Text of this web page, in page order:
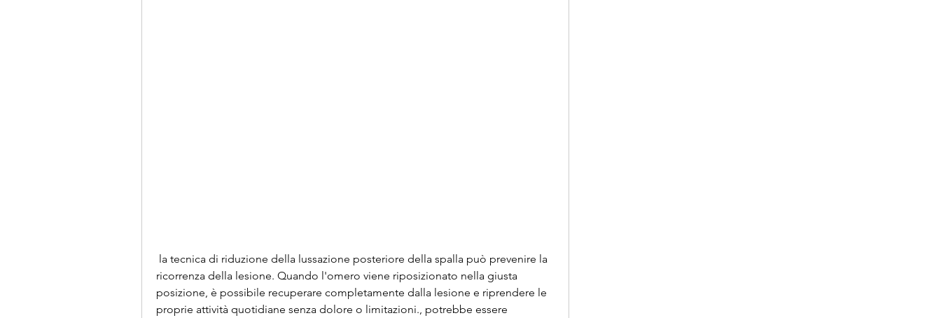
ricorrenza della lesione. Quando l'omero viene riposizionato nella giusta
posizione, è possibile recuperare completamente dalla lesione e riprendere le
proprie attività quotidiane senza dolore o limitazioni., potrebbe essere